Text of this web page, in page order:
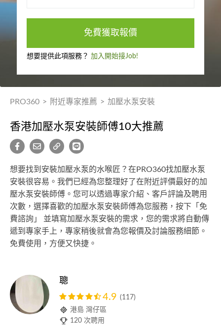
免費獲取報價
想要提供此項服務？ 加入開始接Job!
PRO360 > 附近專家推薦 > 加壓水泵安裝
香港加壓水泵安裝師傅10大推薦
想要找到安裝加壓水泵的水喉匠？在PRO360找加壓水泵
安裝很容易。我們已經為您整理好了在附近評價最好的加
壓水泵安裝師傅。您可以透過專家介紹、客戶評論及聘用
次數，選擇喜歡的加壓水泵安裝師傅為您服務，按下「免
費諮詢」 並填寫加壓水泵安裝的需求，您的需求將自動傳
遞到專家手上，專家稍後就會為您報價及討論服務細節。
免費使用，方便又快捷。
聰
4.9 (117)
港島 灣仔區
120 次聘用